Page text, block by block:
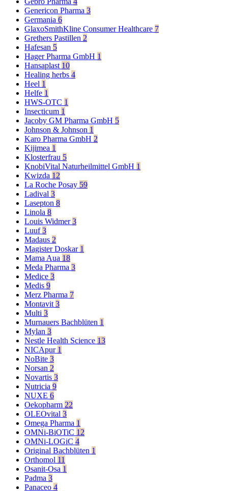
Genericon Pharma 3
Germania 6
GlaxoSmithKline Consumer Healthcare 7
Grethers Pastillen 2
Hafesan 5
Hager Pharma GmbH 1
Hansaplast 10
Healing herbs 4
Heel 1
Helfe 1
HWS-OTC 1
Insecticum 1
Jacoby GM Pharma GmbH 5
Johnson & Johnson 1
Karo Pharma GmbH 2
Kijimea 1
Klosterfrau 5
KnobiVital Naturheilmittel GmbH 1
Kwizda 12
La Roche Posay 59
Ladival 3
Lasepton 8
Linola 8
Louis Widmer3
Luuf3
Madaus 2
Magister Doskar 1
Mama Aua 18
Meda Pharma 3
Medice 3
Medis 9
Merz Pharma 7
Montavit 3
Multi 3
Murnauers Bachblüten 1
Mylan 3
Nestle Health Science 13
NICApur 1
NoBite 3
Norsan 2
Novartis 3
Nutricia 9
NUXE 6
Oekopharm 22
OLEOvital 3
Omega Pharma 1
OMNi-BiOTiC 12
OMNi-LOGiC 4
Original Bachblüten 1
Orthomol 11
Osanit-Osa 1
Padma 3
Panaceo 4